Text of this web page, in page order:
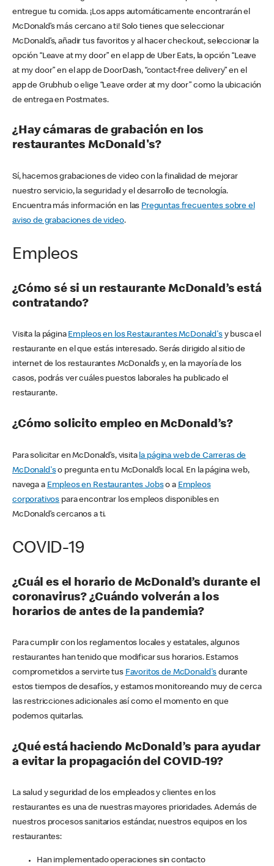
entregue tu comida. ¡Los apps automáticamente encontrarán el
McDonald’s más cercano a ti! Solo tienes que seleccionar
McDonald’s, añadir tus favoritos y al hacer checkout, seleccionar la
opción “Leave at my door” en el app de Uber Eats, la opción “Leave
at my door” en el app de DoorDash, “contact-free delivery” en el
app de Grubhub o elige “Leave order at my door” como la ubicación
de entrega en Postmates.
¿Hay cámaras de grabación en los
restaurantes McDonald's?
Sí, hacemos grabaciones de video con la finalidad de mejorar
nuestro servicio, la seguridad y el desarrollo de tecnología.
Encuentra más información en las Preguntas frecuentes sobre el
aviso de grabaciones de video.
Empleos
¿Cómo sé si un restaurante McDonald’s está
contratando?
Visita la página Empleos en los Restaurantes McDonald'sy busca el
restaurante en el que estás interesado. Serás dirigido al sitio de
internet de los restaurantes McDonald’s y, en la mayoría de los
casos, podrás ver cuáles puestos laborales ha publicado el
restaurante.
¿Cómo solicito empleo en McDonald’s?
Para solicitar en McDonald’s, visita la página web de Carreras de
McDonald'so pregunta en tu McDonald’s local. En la página web,
navega a Empleos en Restaurantes Jobso a Empleos
corporativos para encontrar los empleos disponibles en
McDonald’s cercanos a ti.
COVID-19
¿Cuál es el horario de McDonald’s durante el
coronavirus? ¿Cuándo volverán a los
horarios de antes de la pandemia?
Para cumplir con los reglamentos locales y estatales, algunos
restaurantes han tenido que modificar sus horarios. Estamos
comprometidos a servirte tus Favoritos de McDonald's durante
estos tiempos de desafíos, y estamos monitoreando muy de cerca
las restricciones adicionales así como el momento en que
podemos quitarlas.
¿Qué está haciendo McDonald’s para ayudar
a evitar la propagación del COVID-19?
La salud y seguridad de los empleados y clientes en los
restaurantes es una de nuestras mayores prioridades. Además de
nuestros procesos sanitarios estándar, nuestros equipos en los
restaurantes:
Han implementado operaciones sin contacto